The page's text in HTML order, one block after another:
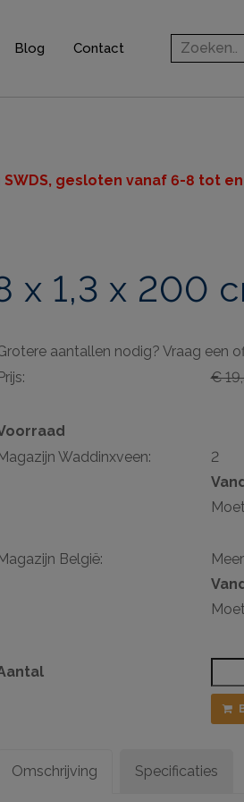
Blog Contact
gesloten vanaf 6-8 tot
x 1,3 x 200
aantallen nodig? Vraag een
€
Waddinxveen:
2
België:
Omschrijving Specificaties